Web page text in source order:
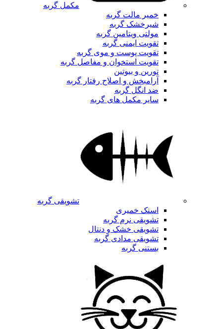
مکمل گربه
خمیر مالت گربه
شیرخشک گربه
مولتی ویتامین گربه
تقویت ایمنی گربه
تقویت پوست و موی گربه
تقویت استخوان و مفاصل گربه
تورین و بیوتین
آرامبخش و اصلاح رفتار گربه
ضد انگل گربه
سایر مکمل های گربه
تشویقی گربه
اسنک خمیری
تشویقی نرم گربه
تشویقی خشک و دنتال
تشویقی مدادی گربه
بستنی گربه